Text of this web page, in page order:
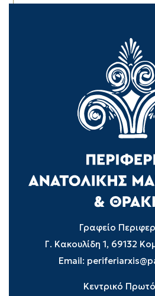
Γραφείο
Γ. Κακουλίδη 1, 69132
Email:
Κεντρικό